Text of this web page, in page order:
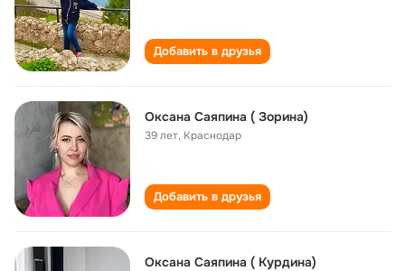
Добавить в друзья
Оксана Саяпина ( Зорина)
39 лет, Краснодар
Добавить в друзья
Оксана Саяпина ( Курдина)